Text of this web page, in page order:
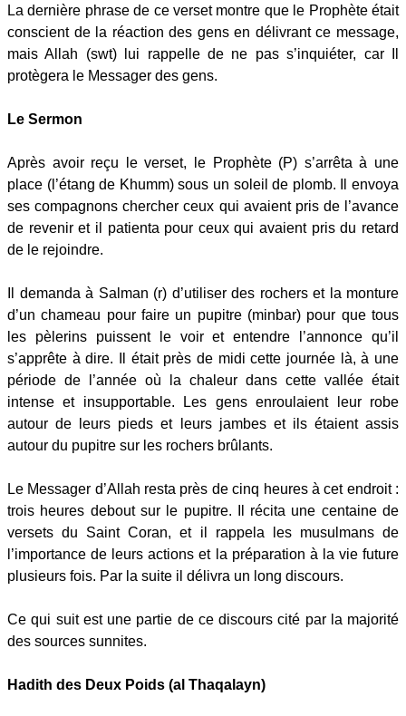
La dernière phrase de ce verset montre que le Prophète était
conscient de la réaction des gens en délivrant ce message,
mais Allah (swt) lui rappelle de ne pas s’inquiéter, car Il
protègera le Messager des gens.
Le Sermon
Après avoir reçu le verset, le Prophète (P) s’arrêta à une
place (l’étang de Khumm) sous un soleil de plomb. Il envoya
ses compagnons chercher ceux qui avaient pris de l’avance
de revenir et il patienta pour ceux qui avaient pris du retard
de le rejoindre.
Il demanda à Salman (r) d’utiliser des rochers et la monture
d’un chameau pour faire un pupitre (minbar) pour que tous
les pèlerins puissent le voir et entendre l’annonce qu’il
s’apprête à dire. Il était près de midi cette journée là, à une
période de l’année où la chaleur dans cette vallée était
intense et insupportable. Les gens enroulaient leur robe
autour de leurs pieds et leurs jambes et ils étaient assis
autour du pupitre sur les rochers brûlants.
Le Messager d’Allah resta près de cinq heures à cet endroit :
trois heures debout sur le pupitre. Il récita une centaine de
versets du Saint Coran, et il rappela les musulmans de
l’importance de leurs actions et la préparation à la vie future
plusieurs fois. Par la suite il délivra un long discours.
Ce qui suit est une partie de ce discours cité par la majorité
des sources sunnites.
Hadith des Deux Poids (al Thaqalayn)